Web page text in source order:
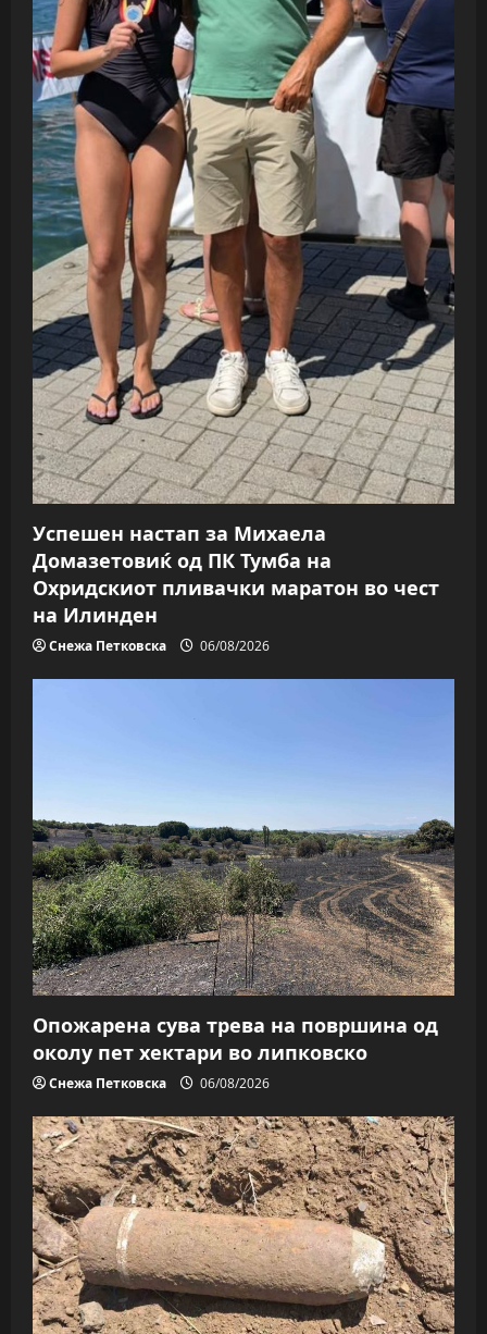
Успешен настап за Михаела
Домазетовиќ од ПК Тумба на
Охридскиот пливачки маратон во чест
на Илинден
Снежа Петковска 06/08/2026
Опожарена сува трева на површина од
околу пет хектари во липковско
Снежа Петковска 06/08/2026